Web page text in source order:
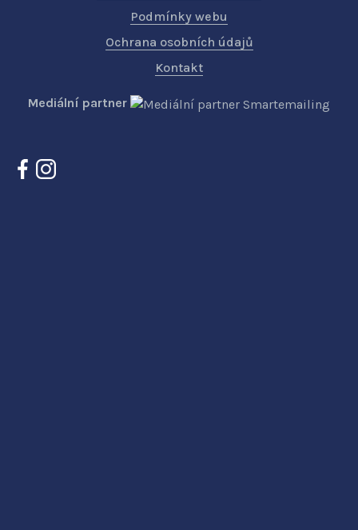
Podmínky webu
Ochrana osobních údajů
Kontakt
Mediální partner